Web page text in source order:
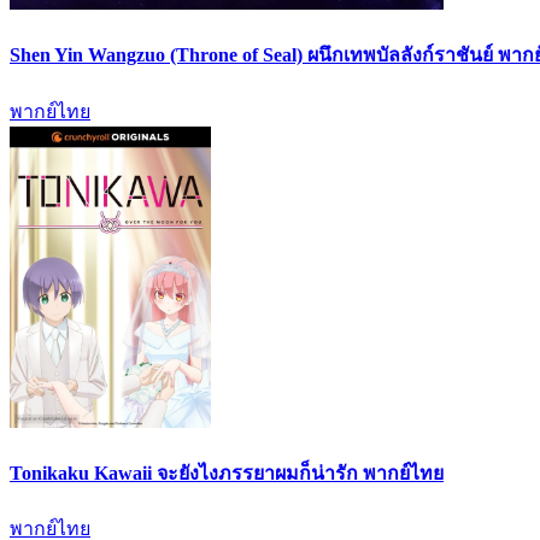
Shen Yin Wangzuo (Throne of Seal) ผนึกเทพบัลลังก์ราชันย์ พาก
พากย์ไทย
Tonikaku Kawaii จะยังไงภรรยาผมก็น่ารัก พากย์ไทย
พากย์ไทย